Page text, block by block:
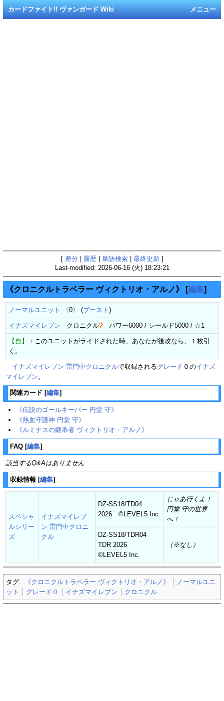
メニュー
カードファイト!! ヴァンガード Wiki
[ 差分 履歴| 単語検索| 最終更新]
Last-modified: 2026-06-16 (火) 18:23:21
《クロニクルトラベラー ヴィクトリオ・アルノ》 [編集]
ノーマルユニット 〈0〉 (ブースト )
イナズマイレブン - クロニクル? パワー6000 / シールド5000 / ☆1
【自】
：このユニットがライドされた時、あなたが後攻なら、１枚引
く。
イナズマイレブン 雷門中クロニクルで収録されるグレード ０のイナズ
マイレブン。
関連カード [編集]
《伝説のゴールキーパー 円堂 守》
《熱血守護神 円堂 守》
《ルミナスの継承者 ヴィクトリオ・アルノ》
FAQ [編集]
該当するQ&Aはありません
収録情報 [編集]
スペシャ
ルシリー
ズ
イナズマイレブ
ン 雷門中クロニ
クル
DZ-SS18/TD04
2026 ©︎LEVEL5 Inc.
じゃあ行くよ！
円堂 守の世界
へ！
DZ-SS18/TDR04
TDR 2026
©︎LEVEL5 Inc.
（※なし）
タグ: 《クロニクルトラベラー ヴィクトリオ・アルノ》
ノーマルユニ
ット
グレード０ イナズマイレブン クロニクル